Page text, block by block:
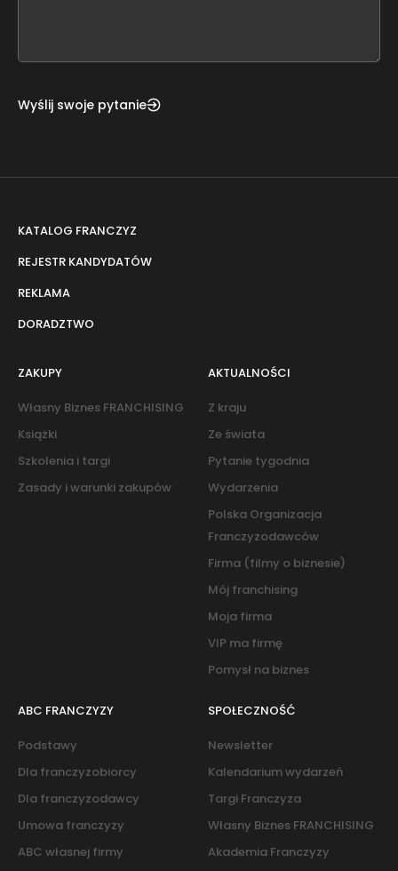
Wyślij swoje pytanie
KATALOG FRANCZYZ
REJESTR KANDYDATÓW
REKLAMA
DORADZTWO
ZAKUPY
Własny Biznes FRANCHISING
Książki
Szkolenia i targi
Zasady i warunki zakupów
AKTUALNOŚCI
Z kraju
Ze świata
Pytanie tygodnia
Wydarzenia
Polska Organizacja
Franczyzodawców
Firma (filmy o biznesie)
Mój franchising
Moja firma
VIP ma firmę
Pomysł na biznes
ABC FRANCZYZY
Podstawy
Dla franczyzobiorcy
Dla franczyzodawcy
Umowa franczyzy
ABC własnej firmy
SPOŁECZNOŚĆ
Newsletter
Kalendarium wydarzeń
Targi Franczyza
Własny Biznes FRANCHISING
Akademia Franczyzy